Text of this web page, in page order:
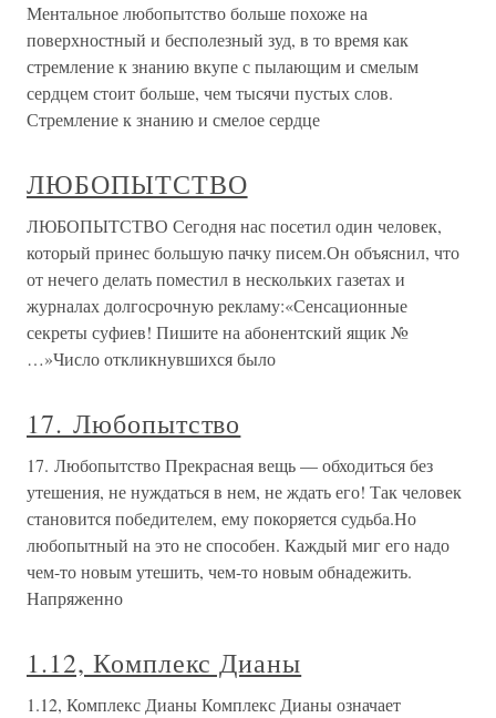
Ментальное любопытство больше похоже на
поверхностный и бесполезный зуд, в то время как
стремление к знанию вкупе с пылающим и смелым
сердцем стоит больше, чем тысячи пустых слов.
Стремление к знанию и смелое сердце
ЛЮБОПЫТСТВО
ЛЮБОПЫТСТВО Сегодня нас посетил один человек,
который принес большую пачку писем.Он объяснил, что
от нечего делать поместил в нескольких газетах и
журналах долгосрочную рекламу:«Сенсационные
секреты суфиев! Пишите на абонентский ящик №
…»Число откликнувшихся было
17. Любопытство
17. Любопытство Прекрасная вещь — обходиться без
утешения, не нуждаться в нем, не ждать его! Так человек
становится победителем, ему покоряется судьба.Но
любопытный на это не способен. Каждый миг его надо
чем-то новым утешить, чем-то новым обнадежить.
Напряженно
1.12, Комплекс Дианы
1.12, Комплекс Дианы Комплекс Дианы означает